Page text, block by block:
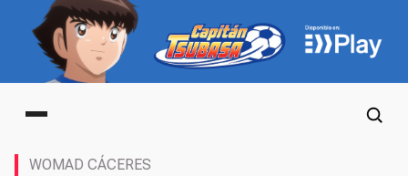
Main menu
WOMAD CÁCERES